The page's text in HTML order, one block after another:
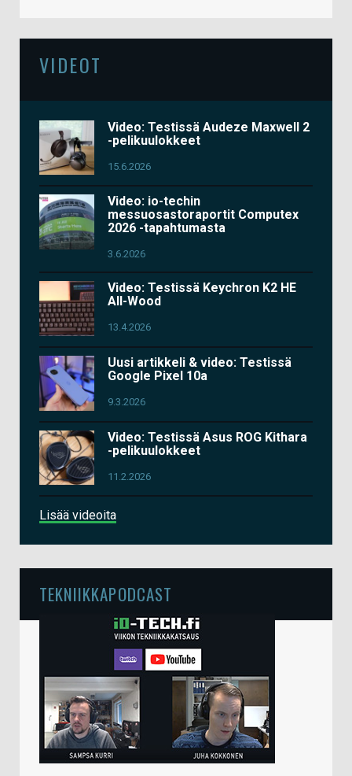
VIDEOT
Video: Testissä Audeze Maxwell 2
-pelikuulokkeet
15.6.2026
Video: io-techin
messuosastoraportit Computex
2026 -tapahtumasta
3.6.2026
Video: Testissä Keychron K2 HE
All-Wood
13.4.2026
Uusi artikkeli & video: Testissä
Google Pixel 10a
9.3.2026
Video: Testissä Asus ROG Kithara
-pelikuulokkeet
11.2.2026
Lisää videoita
TEKNIIKKAPODCAST